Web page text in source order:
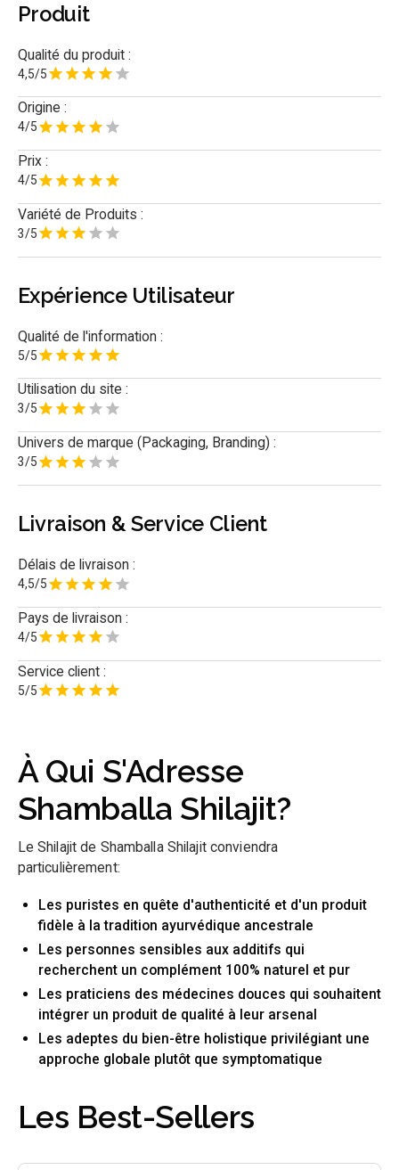
Produit
Qualité du produit :
4,5/5
Origine :
4/5
Prix :
4/5
Variété de Produits :
3/5
Expérience Utilisateur
Qualité de l'information :
5/5
Utilisation du site :
3/5
Univers de marque (Packaging, Branding) :
3/5
Livraison & Service Client
Délais de livraison :
4,5/5
Pays de livraison :
4/5
Service client :
5/5
À Qui S'Adresse
Shamballa Shilajit?
Le Shilajit de Shamballa Shilajit conviendra
particulièrement:
Les puristes en quête d'authenticité et d'un produit
fidèle à la tradition ayurvédique ancestrale
Les personnes sensibles aux additifs qui
recherchent un complément 100% naturel et pur
Les praticiens des médecines douces qui souhaitent
intégrer un produit de qualité à leur arsenal
Les adeptes du bien-être holistique privilégiant une
approche globale plutôt que symptomatique
Les Best-Sellers